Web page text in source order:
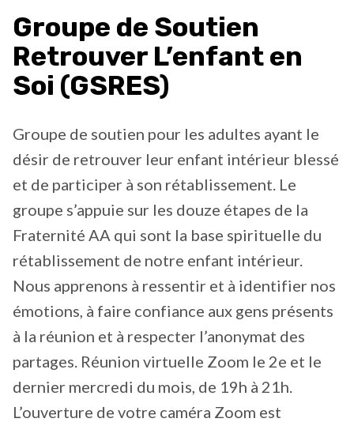
Groupe de Soutien
Retrouver L’enfant en
Soi (GSRES)
Groupe de soutien pour les adultes ayant le
désir de retrouver leur enfant intérieur blessé
et de participer à son rétablissement. Le
groupe s’appuie sur les douze étapes de la
Fraternité AA qui sont la base spirituelle du
rétablissement de notre enfant intérieur.
Nous apprenons à ressentir et à identifier nos
émotions, à faire confiance aux gens présents
à la réunion et à respecter l’anonymat des
partages. Réunion virtuelle Zoom le 2e et le
dernier mercredi du mois, de 19h à 21h.
L’ouverture de votre caméra Zoom est